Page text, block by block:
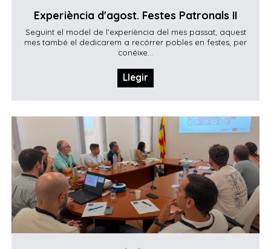
Experiència d'agost. Festes Patronals II
Seguint el model de l’experiència del mes passat, aquest
mes també el dedicarem a recórrer pobles en festes, per
conéixe...
Llegir